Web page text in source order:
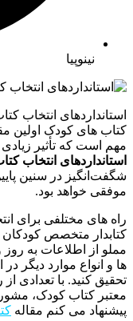
نینوپیا
انتخاب
‌های کودک اولین
است که تأثیر زیادی
انتخاب
در سنین
خواهد بود.
های مختلفی برای
متخصص کودکان
از اطلاعات به روز
و انواع موارد دیگر در
کنید. با تعدادی از
کتاب کودک، مشورت
می کنم مقاله